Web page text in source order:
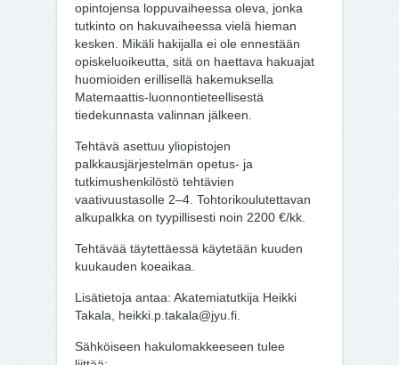
opintojensa loppuvaiheessa oleva, jonka
tutkinto on hakuvaiheessa vielä hieman
kesken. Mikäli hakijalla ei ole ennestään
opiskeluoikeutta, sitä on haettava hakuajat
huomioiden erillisellä hakemuksella
Matemaattis-luonnontieteellisestä
tiedekunnasta valinnan jälkeen.
Tehtävä asettuu yliopistojen
palkkausjärjestelmän opetus- ja
tutkimushenkilöstö tehtävien
vaativuustasolle 2–4. Tohtorikoulutettavan
alkupalkka on tyypillisesti noin 2200 €/kk.
Tehtävää täytettäessä käytetään kuuden
kuukauden koeaikaa.
Lisätietoja antaa: Akatemiatutkija Heikki
Takala, heikki.p.takala@jyu.fi.
Sähköiseen hakulomakkeeseen tulee